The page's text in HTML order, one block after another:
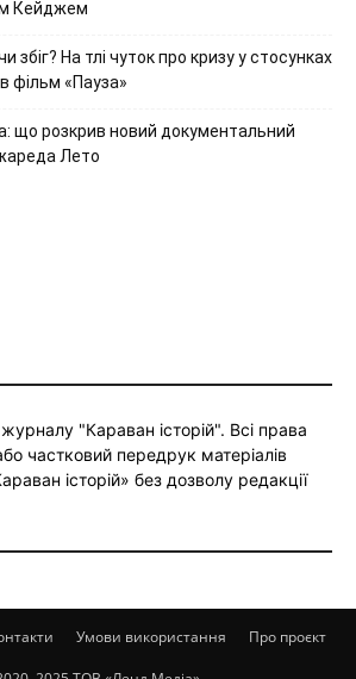
Кейджем
збіг? На тлі чуток про кризу у стосунках
фільм «Пауза»
що розкрив новий документальний
Лето
"Караван історій". Всі права
частковий передрук матеріалів
історій» без дозволу редакції
Умови використання Про проєкт